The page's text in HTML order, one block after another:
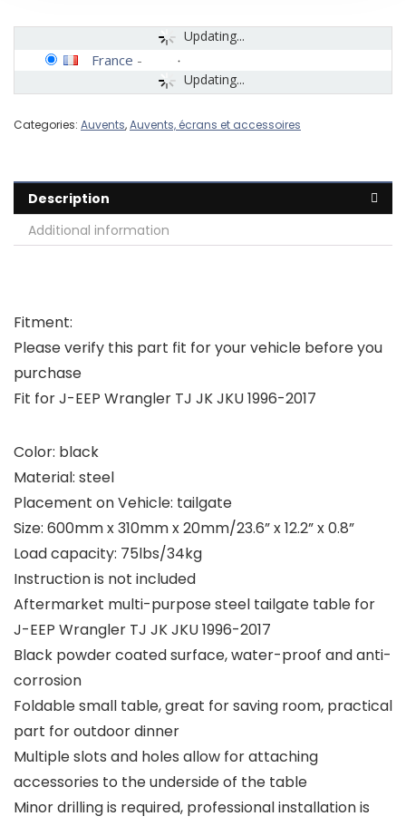
Updating...
Updating...
France -
Categories: Auvents,Auvents, écrans et accessoires
Description
Additional information
Fitment:
Please verify this part fit for your vehicle before you
purchase
Fit for J-EEP Wrangler TJ JK JKU 1996-2017
Color: black
Material: steel
Placement on Vehicle: tailgate
Size: 600mm x 310mm x 20mm/23.6” x 12.2” x 0.8”
Load capacity: 75lbs/34kg
Instruction is not included
Aftermarket multi-purpose steel tailgate table for
J-EEP Wrangler TJ JK JKU 1996-2017
Black powder coated surface, water-proof and anti-
corrosion
Foldable small table, great for saving room, practical
part for outdoor dinner
Multiple slots and holes allow for attaching
accessories to the underside of the table
Minor drilling is required, professional installation is